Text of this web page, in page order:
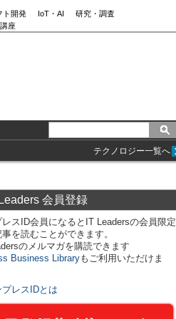
ト開発 IoT・AI
研究・調査
座
テクノロジー一覧へ
会員登録
スID会員になるとIT Leadersの会員限定
を読むことができます。
のメルマガを購読できます
Business Libraryもご利用いただけま
プレスIDとは